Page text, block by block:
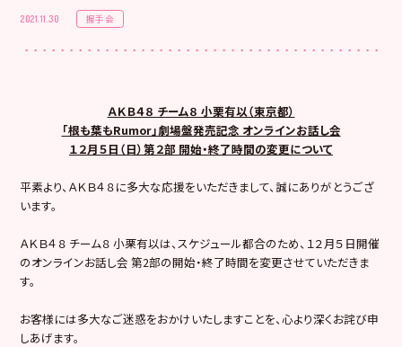
2021.11.30 握手会
ＡＫＢ４８ チーム８ 小栗有以（東京都）
「根も葉もRumor」劇場盤発売記念 オンラインお話し会
１２月５日（日）第２部 開始・終了時間の変更について
平素より、ＡＫＢ４８に多大な応援をいただきまして、誠にありがとうござ
います。
ＡＫＢ４８ チーム８ 小栗有以は、スケジュール都合のため、１２月５日開催
のオンラインお話し会 第2部の開始・終了時間を変更させていただきま
す。
お客様には多大なご迷惑をおかけいたしますことを、心より深くお詫び申
しあげます。